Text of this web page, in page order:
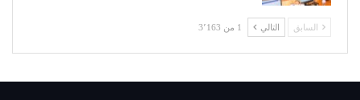
السابق التالي 1 من 3٬163